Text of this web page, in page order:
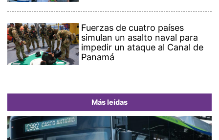
Fuerzas de cuatro países
simulan un asalto naval para
impedir un ataque al Canal de
Panamá
Más leídas